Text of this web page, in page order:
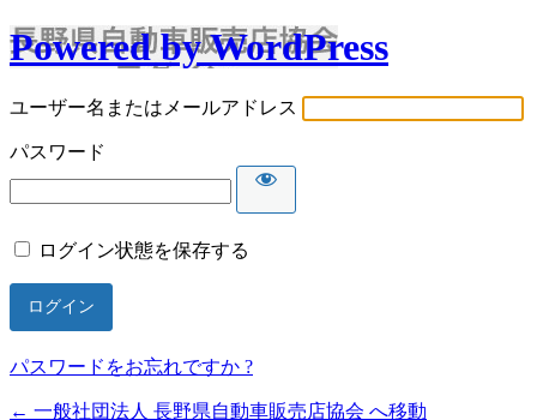
Powered by WordPress
ユーザー名またはメールアドレス
パスワード
ログイン状態を保存する
パスワードをお忘れですか ?
← 一般社団法人 長野県自動車販売店協会 へ移動